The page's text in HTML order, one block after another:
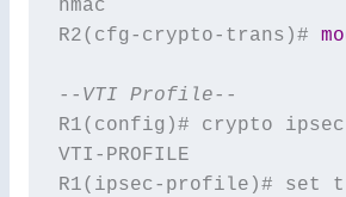
hmac
R2(cfg-crypto-trans)#
--VTI Profile--
R1(config)# crypto
VTI-PROFILE
R1(ipsec-profile)# set